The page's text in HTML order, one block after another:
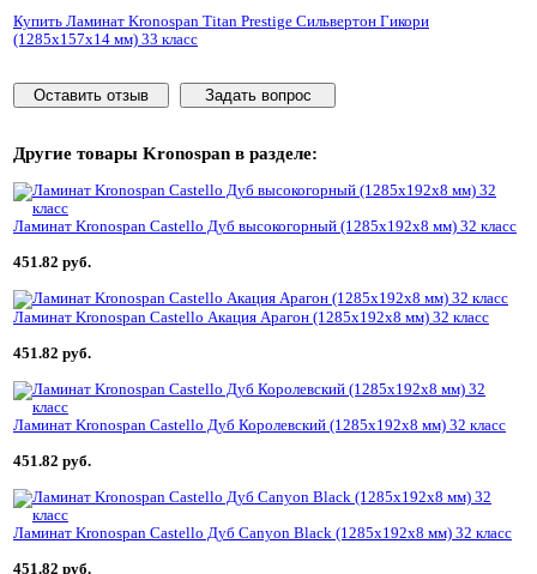
Купить Ламинат Kronospan Titan Prestige Сильвертон Гикори
(1285x157x14 мм) 33 класс
Оставить отзыв Задать вопрос
Другие товары Kronospan в разделе:
Ламинат Kronospan Castello Дуб высокогорный (1285x192x8 мм) 32 класс
451.82 руб.
Ламинат Kronospan Castello Акация Арагон (1285x192x8 мм) 32 класс
451.82 руб.
Ламинат Kronospan Castello Дуб Королевский (1285x192x8 мм) 32 класс
451.82 руб.
Ламинат Kronospan Castello Дуб Canyon Black (1285x192x8 мм) 32 класс
451.82 руб.